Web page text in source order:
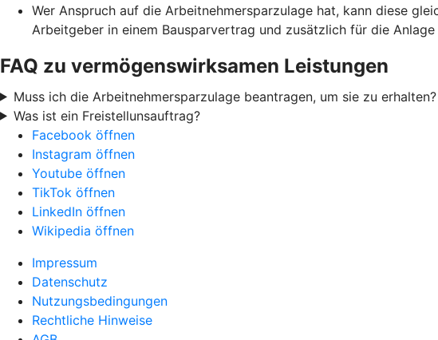
Wer Anspruch auf die Arbeitnehmersparzulage hat, kann diese
Arbeitgeber in einem Bausparvertrag und zusätzlich für die
FAQ zu vermögenswirksamen Leistungen
Muss ich die Arbeitnehmersparzulage beantragen, um sie zu erhalten?
Was ist ein Freistellunsauftrag?
Facebook öffnen
Instagram öffnen
Youtube öffnen
TikTok öffnen
LinkedIn öffnen
Wikipedia öffnen
Impressum
Datenschutz
Nutzungsbedingungen
Rechtliche Hinweise